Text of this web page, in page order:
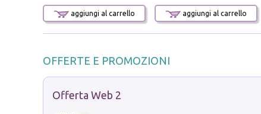
aggiungi al carrello aggiungi al carrello
OFFERTE E PROMOZIONI
Offerta Web 2